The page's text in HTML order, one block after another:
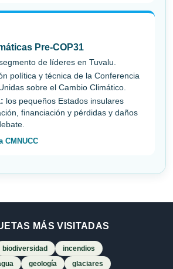
Pre-COP31
de líderes en Tuvalu.
política y técnica de la Conferencia
sobre el Cambio Climático.
los pequeños Estados insulares
financiación y pérdidas y daños
CMNUCC
MÁS VISITADAS
biodiversidad
incendios
geología
glaciares